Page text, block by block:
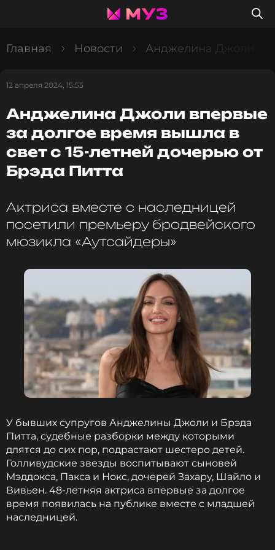
Главная Новости Анджелина Джоли
12 апреля 2024, 15:55
Анджелина Джоли впервые
за долгое время вышла в
свет с 15-летней дочерью от
Брэда Питта
Актриса вместе с наследницей
посетили премьеру бродвейского
мюзикла «Аутсайдеры»
У бывших супругов Анджелины Джоли и Брэда
Питта, судебные разборки между которыми
длятся до сих пор, подрастают шестеро детей.
Голливудские звезды воспитывают сыновей
Мэддокса, Пакса и Нокс, дочерей Захару, Шайло и
Вивьен. 48-летняя актриса впервые за долгое
время появилась на публике вместе с младшей
наследницей.